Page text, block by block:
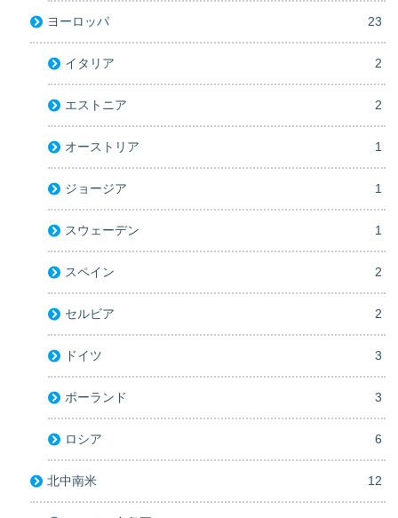
ヨーロッパ 23
イタリア 2
エストニア 2
オーストリア 1
ジョージア 1
スウェーデン 1
スペイン 2
セルビア 2
ドイツ 3
ポーランド 3
ロシア 6
北中南米 12